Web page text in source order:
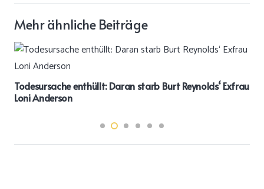
Mehr ähnliche Beiträge
Todesursache enthüllt: Daran starb Burt Reynolds‘ Exfrau
Loni Anderson